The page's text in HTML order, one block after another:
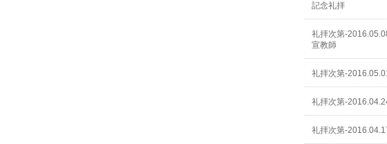
記念礼拝
礼拝次第-
宣教師
礼拝次第-
礼拝次第-
礼拝次第-